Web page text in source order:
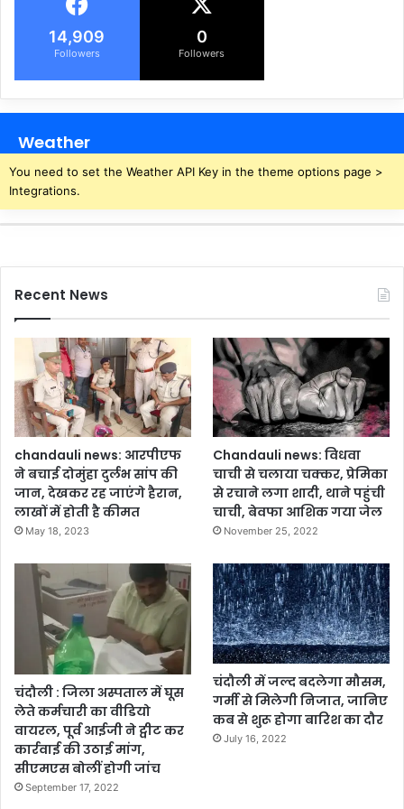
वा
र
त
क्ष
टे
ट
से
14,909
Followers
0
Followers
Weather
You need to set the Weather API Key in the theme options page >
Integrations.
Recent News
chandauli news: आरपीएफ
ने बचाई दोमुंहा दुर्लभ सांप की
जान, देखकर रह जाएंगे हैरान,
लाखों में होती है कीमत
May 18, 2023
Chandauli news: विधवा
चाची से चलाया चक्कर, प्रेमिका
से रचाने लगा शादी, थाने पहुंची
चाची, बेवफा आशिक गया जेल
November 25, 2022
चंदौली : जिला अस्पताल में घूस
लेते कर्मचारी का वीडियो
वायरल, पूर्व आईजी ने ट्वीट कर
कार्रवाई की उठाई मांग,
सीएमएस बोलीं होगी जांच
September 17, 2022
चंदौली में जल्द बदलेगा मौसम,
गर्मी से मिलेगी निजात, जानिए
कब से शुरू होगा बारिश का दौर
July 16, 2022